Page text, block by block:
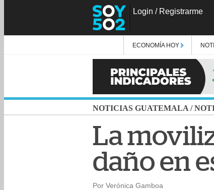
Login / Registrarme
ECONOMÍA HOY
NOTICIAS GUATEMALA /
La
daño en
Por Verónica Gamboa